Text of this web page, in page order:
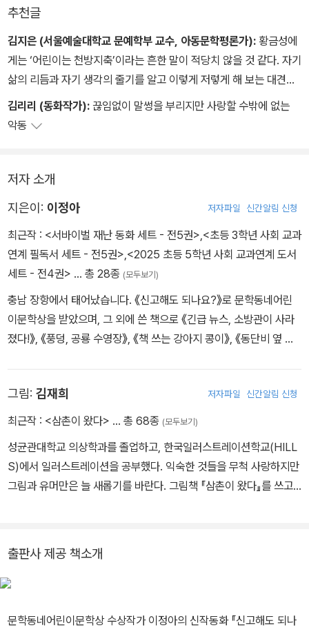
낯설고 뭔가 이상하다. 게다가 자기를 놀리는 것 같은 말에 웃기까지
한다. 위험한 녀석이 아닐까. 그러나 멀리하기엔 황금성은 신나는 놀
이도 많이 알았고, 부끄럼쟁이 자신과는 달리 너무나 용감했으며, 대
답하기 어려운 질문으로 선생님을 쩔쩔매게 만드는 굉장한 아이였다.
황금성과 백건호의 찰떡호흡이 여물어 갈수록 신봉자 선생님의 앞날
은 험난해진다. 공개수업 때 보호자들 앞에서 고수다운 모습을 보여
은 상대, 그러나 사랑하지 않고는 못 배기는 황금성인데….
추천글
김지은 (서울예술대학교 문예학부 교수, 아동문학평론가): 황금성에
게는 ‘어린이는 천방지축’이라는 흔한 말이 적당치 않을 것 같다. 자기
삶의 리듬과 자기 생각의 줄기를 알고 이렇게 저렇게 해 보는 대견한
어린이다. 작가가 구사하는 유머는 생기 넘치지만 결코 가볍지 않아
서 읽은 뒤 여운이 깊다.
김리리 (동화작가): 끊임없이 말썽을 부리지만 사랑할 수밖에 없는
악동
저자 소개
지은이: 이정아 저자파일 신간알림 신청
최근작 : <서바이벌 재난 동화 세트 - 전5권>,<초등 3학년 사회 교과
연계 필독서 세트 - 전5권>,<2025 초등 5학년 사회 교과연계 도서
세트 - 전4권> … 총 28종 (모두보기)
충남 장항에서 태어났습니다. 《신고해도 되나요?》로 문학동네어린
이문학상을 받았으며, 그 외에 쓴 책으로 《긴급 뉴스, 소방관이 사라
졌다!》, 《풍덩, 공룡 수영장》, 《책 쓰는 강아지 콩이》, 《동단비 옆 동
그림: 김재희 저자파일 신간알림 신청
최근작 : <삼촌이 왔다> … 총 68종 (모두보기)
성균관대학교 의상학과를 졸업하고, 한국일러스트레이션학교(HILL
S)에서 일러스트레이션을 공부했다. 익숙한 것들을 무척 사랑하지만
그림과 유머만은 늘 새롭기를 바란다. 그림책 『삼촌이 왔다』를 쓰고
출판사 제공 책소개
문학동네어린이문학상 수상작가 이정아의 신작동화 『신고해도 되나